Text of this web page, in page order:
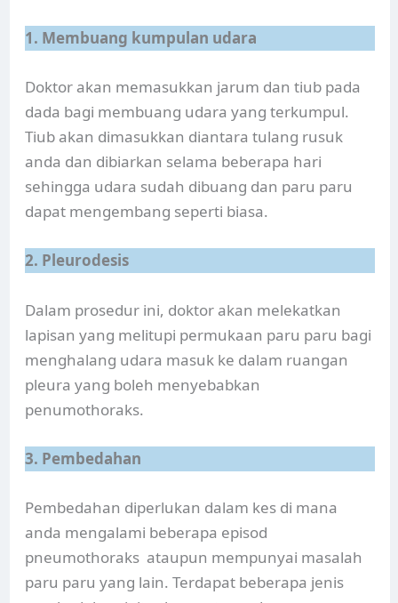
1. Membuang kumpulan udara
Doktor akan memasukkan jarum dan tiub pada
dada bagi membuang udara yang terkumpul.
Tiub akan dimasukkan diantara tulang rusuk
anda dan dibiarkan selama beberapa hari
sehingga udara sudah dibuang dan paru paru
dapat mengembang seperti biasa.
2. Pleurodesis
Dalam prosedur ini, doktor akan melekatkan
lapisan yang melitupi permukaan paru paru bagi
menghalang udara masuk ke dalam ruangan
pleura yang boleh menyebabkan
penumothoraks.
3. Pembedahan
Pembedahan diperlukan dalam kes di mana
anda mengalami beberapa episod
pneumothoraks ataupun mempunyai masalah
paru paru yang lain. Terdapat beberapa jenis